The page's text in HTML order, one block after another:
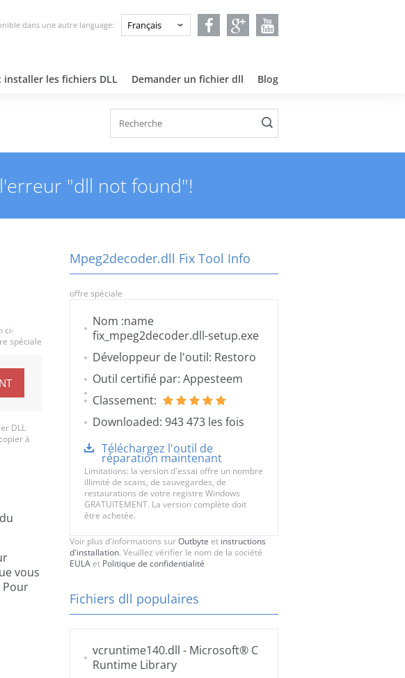
dans une autre language:
installer les fichiers DLL Demander un fichier dll Blog
"dll not found"!
ci-
spéciale
DLL
à
vous
Pour
Mpeg2decoder.dll Fix Tool Info
offre spéciale
Nom :name
fix_mpeg2decoder.dll-setup.exe
Développeur de l'outil: Restoro
Outil certifié par: Appesteem
Classement:
Downloaded: 943 473 les fois
Téléchargez l'outil de
réparation maintenant
Limitations: la version d'essai offre un nombre
illimité de scans, de sauvegardes, de
restaurations de votre registre Windows
GRATUITEMENT. La version complète doit
être achetée.
Voir plus d'informations surOutbyte et instructions
d'installation. Veuillez vérifier le nom de la société
EULAet Politique de confidentialité
Fichiers dll populaires
vcruntime140.dll - Microsoft® C
Runtime Library